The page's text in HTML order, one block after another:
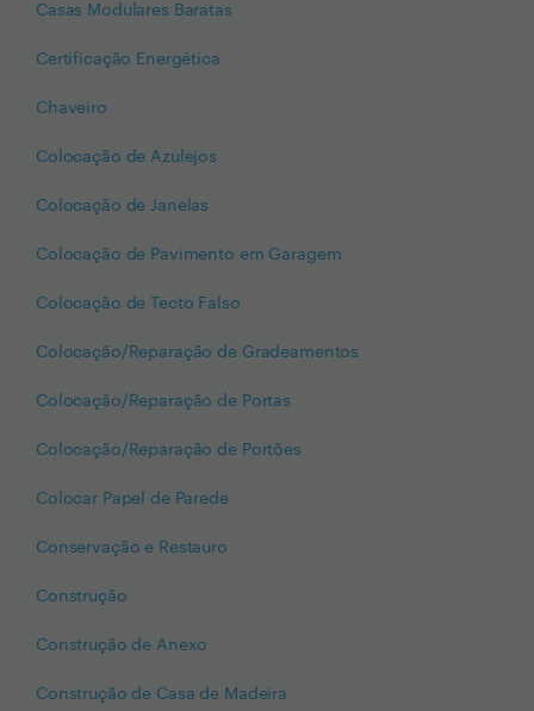
Casas Modulares Baratas
Certificação Energética
Chaveiro
Colocação de Azulejos
Colocação de Janelas
Colocação de Pavimento em Garagem
Colocação de Tecto Falso
Colocação/Reparação de Gradeamentos
Colocação/Reparação de Portas
Colocação/Reparação de Portões
Colocar Papel de Parede
Conservação e Restauro
Construção
Construção de Anexo
Construção de Casa de Madeira